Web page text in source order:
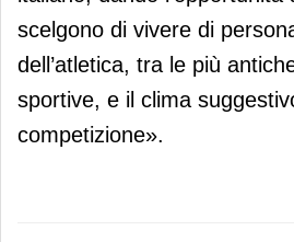
scelgono di vivere di
dell’atletica, tra le più
sportive, e il clima
competizione».